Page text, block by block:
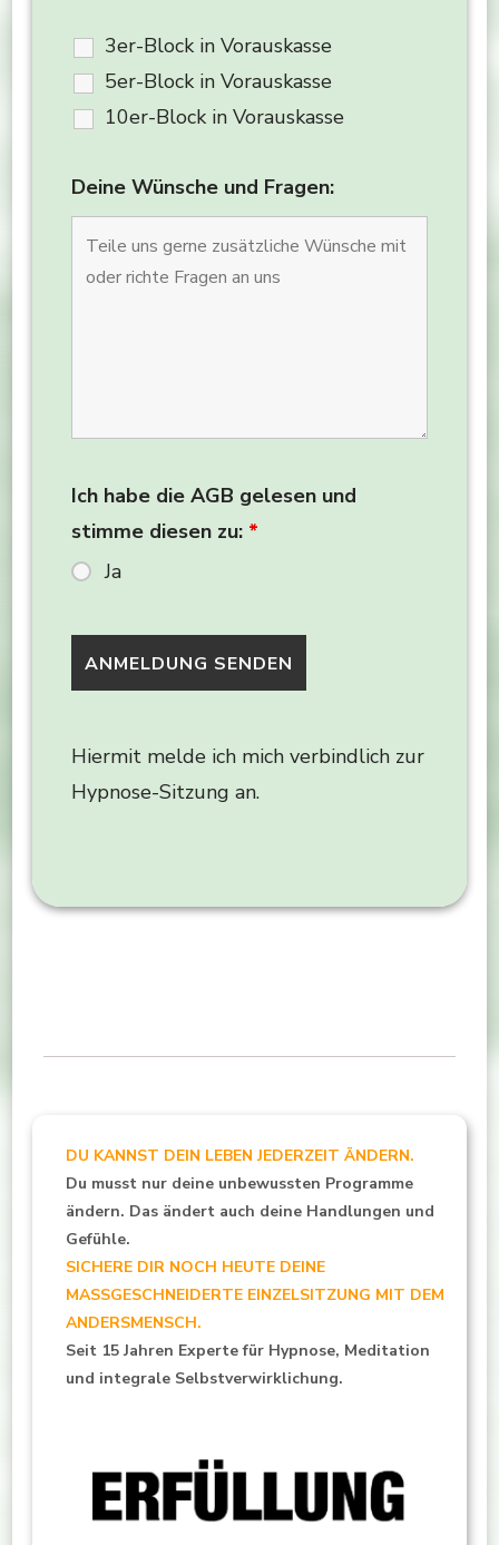
3er-Block in Vorauskasse
5er-Block in Vorauskasse
10er-Block in Vorauskasse
Deine Wünsche und Fragen:
Ich habe die AGB gelesen und
stimme diesen zu: *
Ja
Hiermit melde ich mich verbindlich zur
Hypnose-Sitzung an.
DU KANNST DEIN LEBEN JEDERZEIT ÄNDERN.
Du musst nur deine unbewussten Programme
ändern. Das ändert auch deine Handlungen und
Gefühle.
SICHERE DIR NOCH HEUTE DEINE
MASSGESCHNEIDERTE EINZELSITZUNG MIT DEM
ANDERSMENSCH.
Seit 15 Jahren Experte für Hypnose, Meditation
und integrale Selbstverwirklichung.